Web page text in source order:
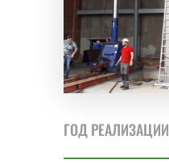
ГОД РЕАЛИЗАЦИИ